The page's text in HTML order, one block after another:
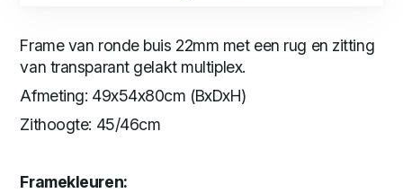
Frame van ronde buis 22mm met een rug en zitting
van transparant gelakt multiplex.
Afmeting: 49x54x80cm (BxDxH)
Zithoogte: 45/46cm
Framekleuren: